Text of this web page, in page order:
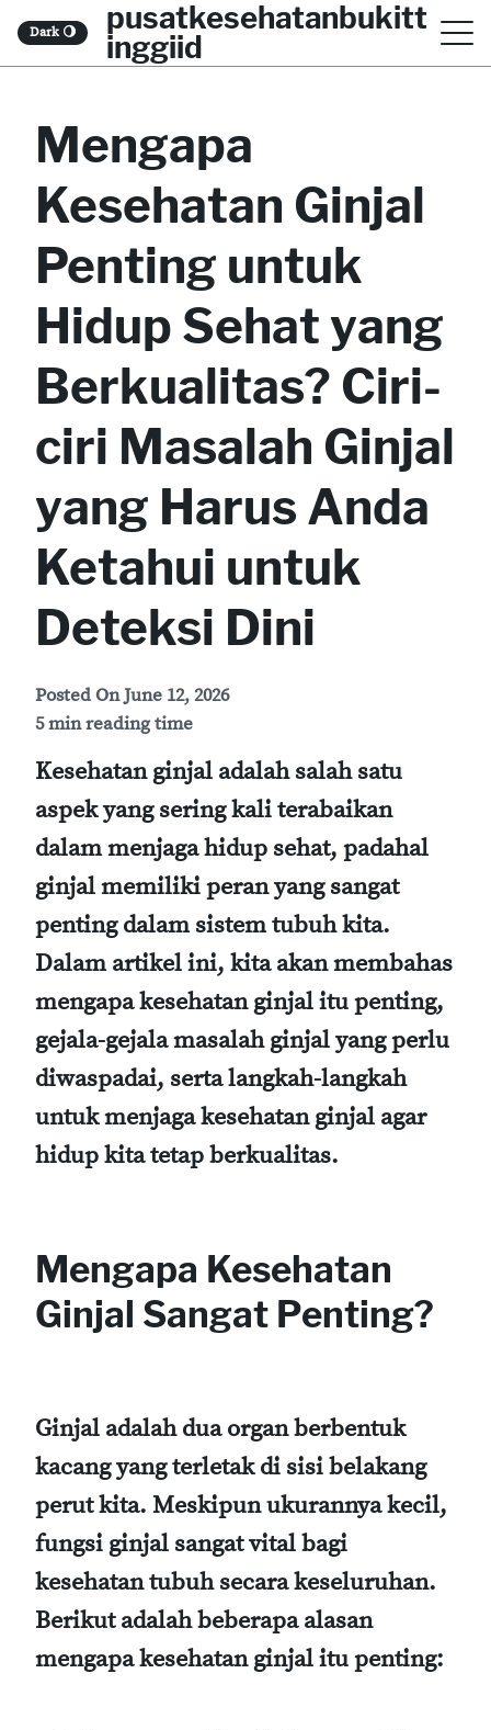
Dark 🌖 pusatkesehatanbukitt
inggiid
Mengapa
Kesehatan Ginjal
Penting untuk
Hidup Sehat yang
Berkualitas? Ciri-
ciri Masalah Ginjal
yang Harus Anda
Ketahui untuk
Deteksi Dini
Posted OnJune 12, 2026
5 min reading time
Kesehatan ginjal adalah salah satu
aspek yang sering kali terabaikan
dalam menjaga hidup sehat, padahal
ginjal memiliki peran yang sangat
penting dalam sistem tubuh kita.
Dalam artikel ini, kita akan membahas
mengapa kesehatan ginjal itu penting,
gejala-gejala masalah ginjal yang perlu
diwaspadai, serta langkah-langkah
untuk menjaga kesehatan ginjal agar
hidup kita tetap berkualitas.
Mengapa Kesehatan
Ginjal Sangat Penting?
Ginjal adalah dua organ berbentuk
kacang yang terletak di sisi belakang
perut kita. Meskipun ukurannya kecil,
fungsi ginjal sangat vital bagi
kesehatan tubuh secara keseluruhan.
Berikut adalah beberapa alasan
mengapa kesehatan ginjal itu penting: